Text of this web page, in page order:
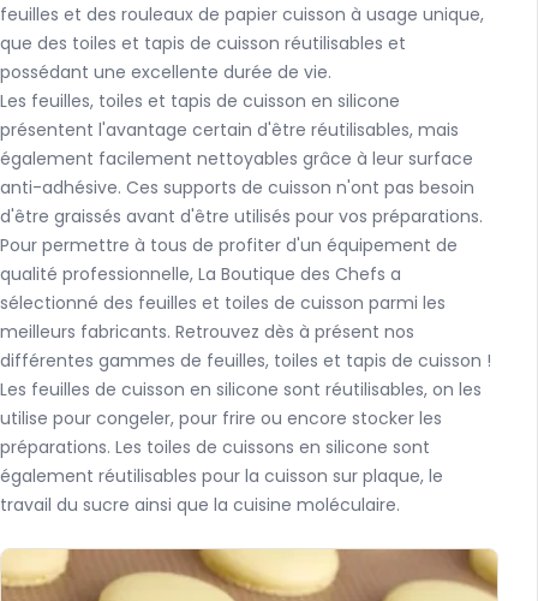
feuilles et desrouleaux de papier cuisson à usage unique,
que des toiles et tapis de cuisson réutilisables et
possédant une excellente durée de vie.
Les feuilles, toiles et tapis de cuisson en silicone
présentent l'avantage certain d'être réutilisables, mais
également facilement nettoyables grâce à leur surface
anti-adhésive. Ces supports de cuisson n'ont pas besoin
d'être graissés avant d'être utilisés pour vos préparations.
Pour permettre à tous de profiter d'un équipement de
qualité professionnelle, La Boutique des Chefs a
sélectionné des feuilles et toiles de cuisson parmi les
meilleurs fabricants. Retrouvez dès à présent nos
différentes gammes de feuilles, toiles et tapis de cuisson !
Les feuilles de cuisson en silicone sont réutilisables, on les
utilise pour congeler, pour frire ou encore stocker les
préparations. Les toiles de cuissons en silicone sont
également réutilisables pour la cuisson sur plaque, le
travail du sucre ainsi que la cuisine moléculaire.